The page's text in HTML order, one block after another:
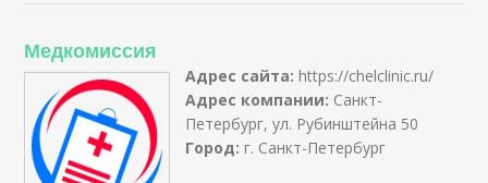
Медкомиссия
Адрес сайта: https://chelclinic.ru/
Адрес компании: Санкт-
Петербург, ул. Рубинштейна 50
Город: г. Санкт-Петербург